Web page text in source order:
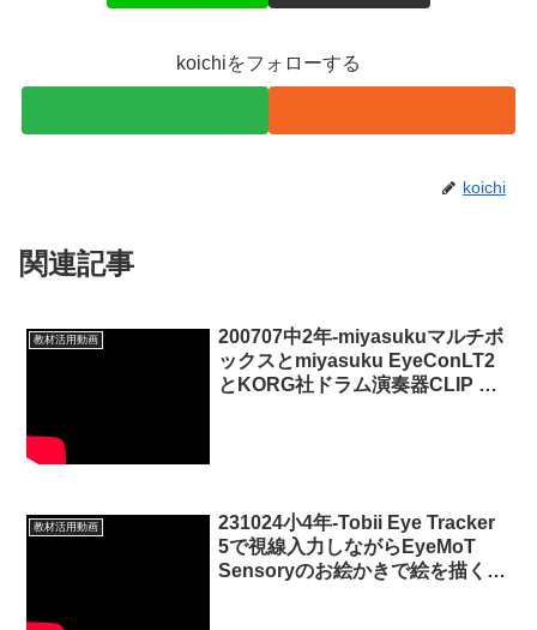
koichiをフォローする
koichi
関連記事
教材活用動画
200707中2年-miyasukuマルチボ
ックスとmiyasuku EyeConLT2
とKORG社ドラム演奏器CLIP HIT
教材活用動画
231024小4年-Tobii Eye Tracker
5で視線入力しながらEyeMoT
Sensoryのお絵かきで絵を描く